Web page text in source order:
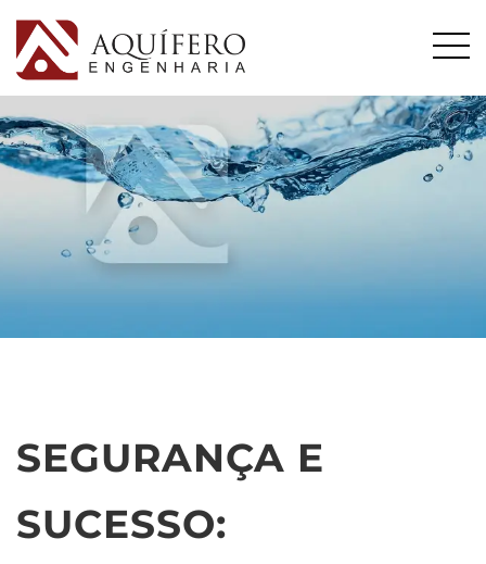
SEGURANÇA E
SUCESSO: